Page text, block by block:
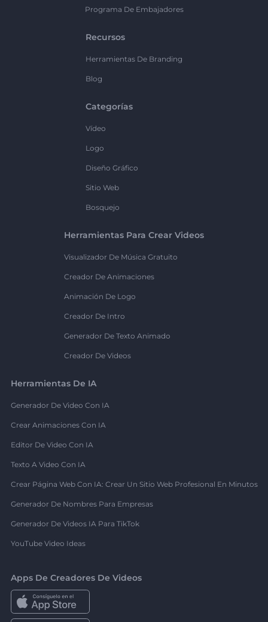
Programa De Embajadores
Recursos
Herramientas De Branding
Blog
Categorías
Vídeo
Logo
Diseño Gráfico
Sitio Web
Bosquejo
Herramientas Para Crear Videos
Visualizador De Música Gratuito
Creador De Animaciones
Animación De Logo
Creador De Intro
Generador De Texto Animado
Creador De Videos
Herramientas De IA
Generador De Video Con IA
Crear Animaciones Con IA
Editor De Video Con IA
Texto A Video Con IA
Crear Página Web Con IA: Crear Un Sitio Web Profesional En Minutos
Generador De Nombres Para Empresas
Generador De Videos IA Para TikTok
YouTube Video Ideas
Apps De Creadores De Videos